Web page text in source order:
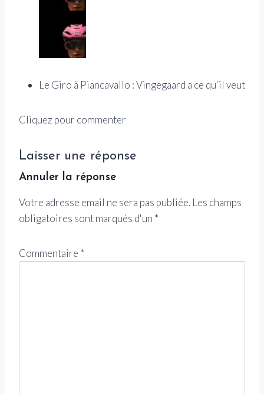
Le Giro à Piancavallo : Vingegaard a ce qu'il veut
Cliquez pour commenter
Laisser une réponse
Annuler la réponse
Votre adresse email ne sera pas publiée. Les champs
obligatoires sont marqués d'un *
Commentaire *